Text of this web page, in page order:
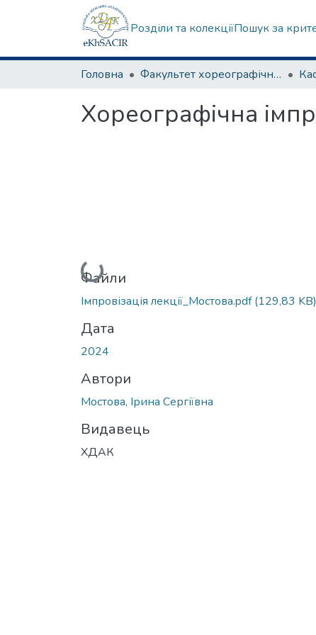
Розділи та колекціїПошук за
Головна Факультет хореографічного мистецтва
Хореографічна
Вантажиться...
Файли
Імпровізація лекції_Мостова.pdf(129,83 KB)
Дата
2024
Автори
Мостова, Ірина Сергіївна
Видавець
ХДАК